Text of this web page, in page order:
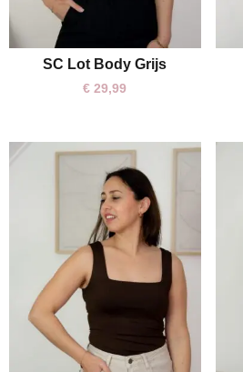
S M L
SC Lot Body Grijs
€ 29,99